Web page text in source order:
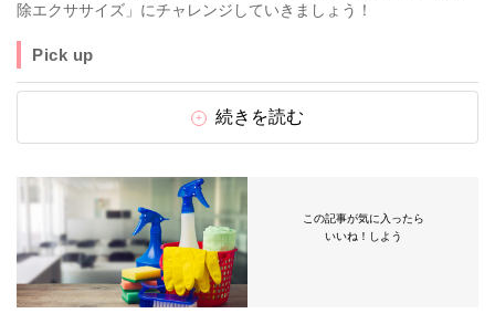
除エクササイズ」にチャレンジしていきましょう！
Pick up
続きを読む
この記事が気に入ったら
いいね！しよう